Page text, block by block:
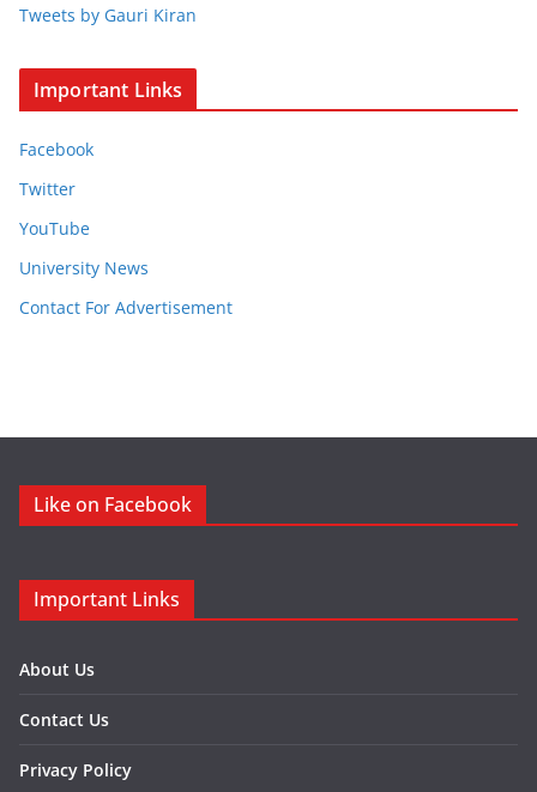
Tweets by Gauri Kiran
Important Links
Facebook
Twitter
YouTube
University News
Contact For Advertisement
Like on Facebook
Important Links
About Us
Contact Us
Privacy Policy